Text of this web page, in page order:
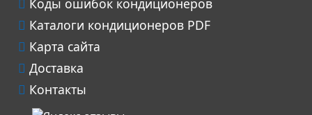
Каталоги кондиционеров PDF
Карта сайта
Доставка
Контакты